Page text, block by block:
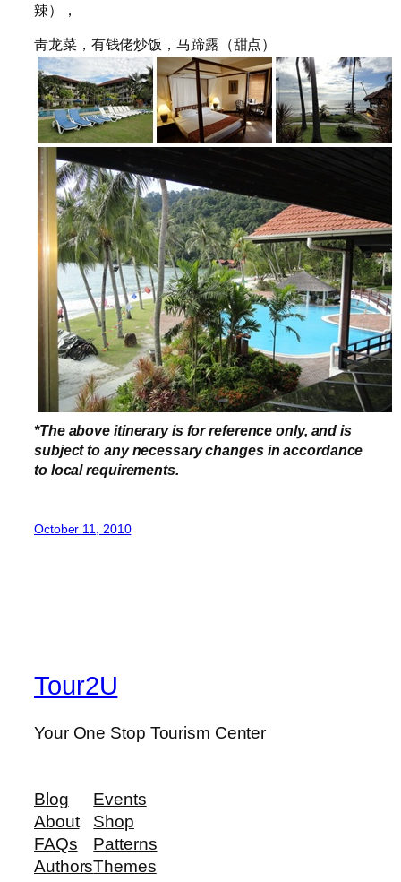
辣），
靑龙菜，有钱佬炒饭，马蹄露（甜点）
*The above itinerary is for reference only, and is
subject to any necessary changes in accordance
to local requirements.
October 11, 2010
Tour2U
Your One Stop Tourism Center
Blog
About
FAQs
Authors
Events
Shop
Patterns
Themes